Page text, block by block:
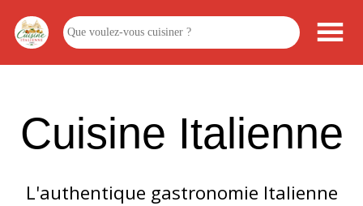
Cuisine Italienne
L'authentique gastronomie Italienne